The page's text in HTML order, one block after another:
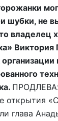
шубки, не
владелец
Виктория
открытия
глава